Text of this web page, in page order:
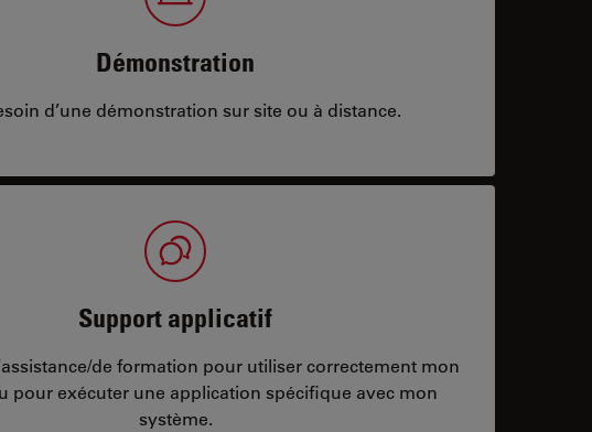
Démonstration
d’une démonstration sur site ou à distance.
Support applicatif
de formation pour utiliser correctement mon
pour exécuter une application spécifique avec mon
système.